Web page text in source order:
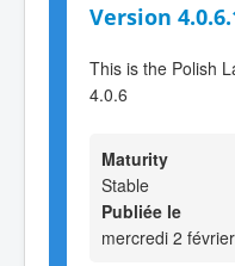
Version
This is the Polish
4.0.6
Maturity
Stable
Publiée le
mercredi 2